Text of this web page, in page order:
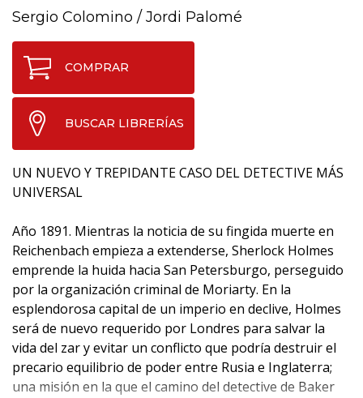
Sergio Colomino / Jordi Palomé
COMPRAR
BUSCAR LIBRERÍAS
UN NUEVO Y TREPIDANTE CASO DEL DETECTIVE MÁS
UNIVERSAL
Año 1891. Mientras la noticia de su fingida muerte en
Reichenbach empieza a extenderse, Sherlock Holmes
emprende la huida hacia San Petersburgo, perseguido
por la organización criminal de Moriarty. En la
esplendorosa capital de un imperio en declive, Holmes
será de nuevo requerido por Londres para salvar la
vida del zar y evitar un conflicto que podría destruir el
precario equilibrio de poder entre Rusia e Inglaterra;
una misión en la que el camino del detective de Baker